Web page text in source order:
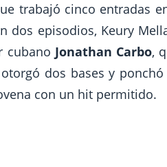
trabajó cinco entradas
dos episodios, Keury
cubano Jonathan Carbo,
dos bases y
con un hit permitido.